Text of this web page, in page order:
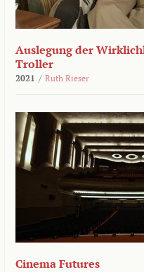
Auslegung der
Troller
2021 / Ruth Rieser
Cinema Futures